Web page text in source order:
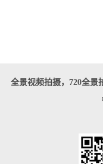
全景视频拍摄，720全景